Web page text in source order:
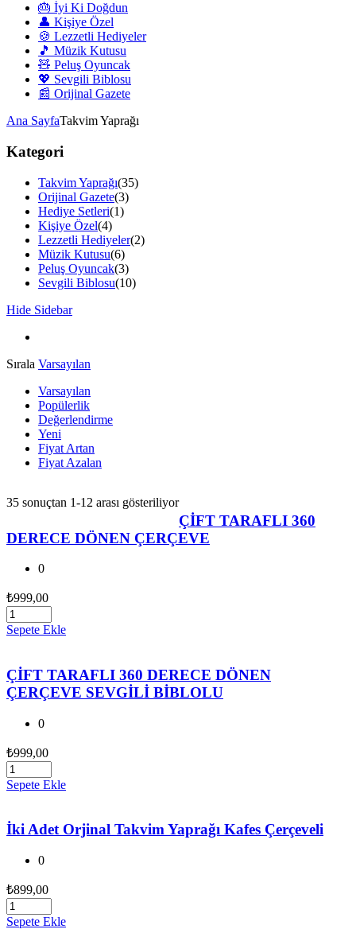
🎂 İyi Ki Doğdun
👤 Kişiye Özel
🍪 Lezzetli Hediyeler
🎵 Müzik Kutusu
🧸 Peluş Oyuncak
💖 Sevgili Biblosu
📰 Orijinal Gazete
Ana SayfaTakvim Yaprağı
Kategori
Takvim Yaprağı(35)
Orijinal Gazete(3)
Hediye Setleri(1)
Kişiye Özel(4)
Lezzetli Hediyeler(2)
Müzik Kutusu(6)
Peluş Oyuncak(3)
Sevgili Biblosu(10)
Hide Sidebar
Sırala Varsayılan
Varsayılan
Popülerlik
Değerlendirme
Yeni
Fiyat Artan
Fiyat Azalan
35 sonuçtan 1-12 arası gösteriliyor
ÇİFT TARAFLI 360
DERECE DÖNEN ÇERÇEVE
0
₺999,00
Sepete Ekle
ÇİFT TARAFLI 360 DERECE DÖNEN
ÇERÇEVE SEVGİLİ BİBLOLU
0
₺999,00
Sepete Ekle
İki Adet Orjinal Takvim Yaprağı Kafes Çerçeveli
0
₺899,00
Sepete Ekle